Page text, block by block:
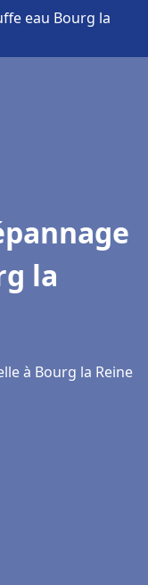
eau Bourg la
la
à Bourg la Reine